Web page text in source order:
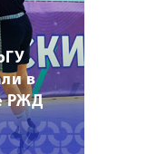
в
РЖД